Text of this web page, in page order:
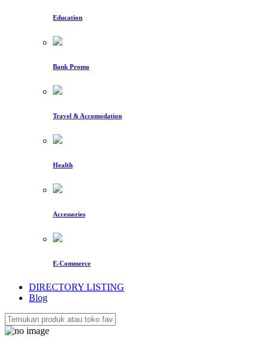
Education
Bank Promo
Travel & Accomodation
Health
Accessories
E-Commerce
DIRECTORY LISTING
Blog